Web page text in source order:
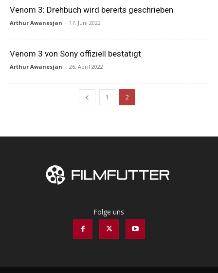
Venom 3: Drehbuch wird bereits geschrieben
Arthur Awanesjan - 17. Juni 2022
Venom 3 von Sony offiziell bestätigt
Arthur Awanesjan - 26. April 2022
1 2
Folge uns